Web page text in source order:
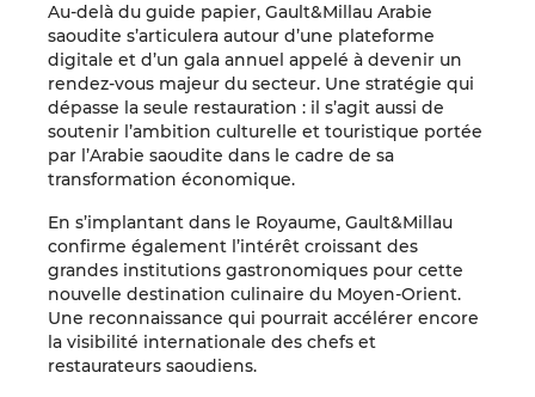
Au-delà du guide papier, Gault&Millau Arabie
saoudite s’articulera autour d’une plateforme
digitale et d’un gala annuel appelé à devenir un
rendez-vous majeur du secteur. Une stratégie qui
dépasse la seule restauration : il s’agit aussi de
soutenir l’ambition culturelle et touristique portée
par l’Arabie saoudite dans le cadre de sa
transformation économique.
En s’implantant dans le Royaume, Gault&Millau
confirme également l’intérêt croissant des
grandes institutions gastronomiques pour cette
nouvelle destination culinaire du Moyen-Orient.
Une reconnaissance qui pourrait accélérer encore
la visibilité internationale des chefs et
restaurateurs saoudiens.